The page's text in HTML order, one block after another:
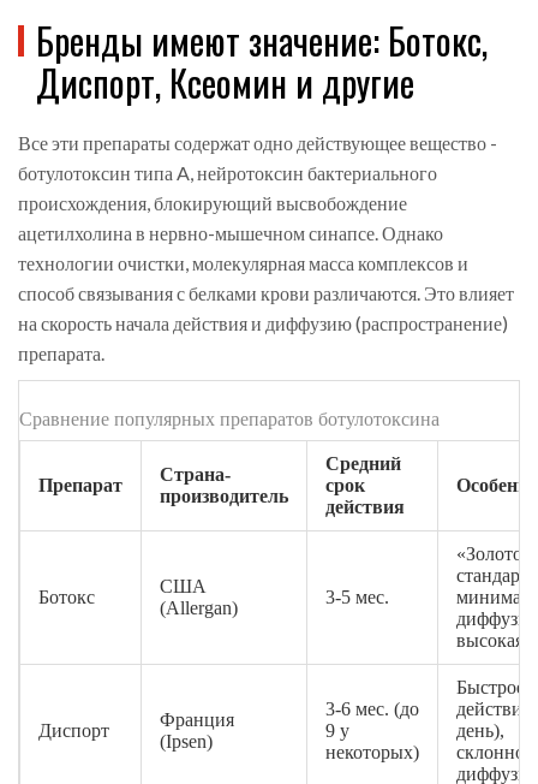
Бренды имеют значение: Ботокс,
Диспорт, Ксеомин и другие
Все эти препараты содержат одно действующее вещество -
ботулотоксин типа A,нейротоксин бактериального
происхождения, блокирующий высвобождение
ацетилхолина в нервно-мышечном синапсе.Однако
технологии очистки, молекулярная масса комплексов и
способ связывания с белками крови различаются. Это влияет
на скорость начала действия и диффузию (распространение)
препарата.
Сравнение популярных препаратов ботулотоксина
Препарат
Страна-
производитель
Средний
срок
действия
Ботокс
США
(Allergan)
3-5 мес.
«Золотой
высокая
Диспорт
Франция
(Ipsen)
3-6 мес. (до
9 у
некоторых)
Быстрое
действия
день),
диффузии